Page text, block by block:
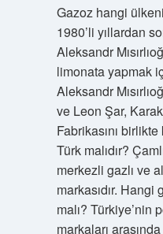
Gazoz hangi
1980’li yıllardan
Aleksandr
limonata yapmak
Aleksandr
ve Leon Şar,
Fabrikasını
Türk malıdır?
merkezli gazlı ve
markasıdır. Hangi
malı? Türkiye’nin
markaları